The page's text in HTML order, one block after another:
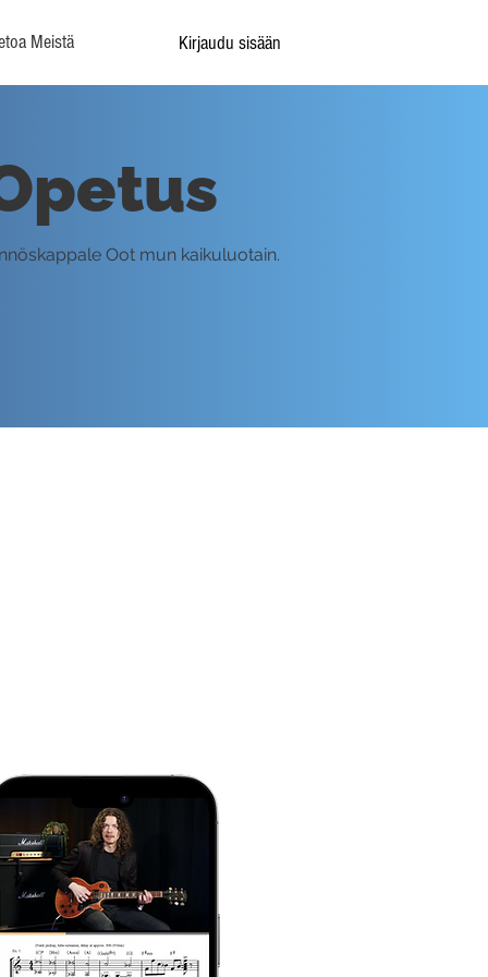
Meistä Kirjaudu sisään
Oot mun kaikuluotain.